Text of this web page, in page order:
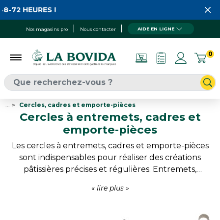
Nos magasins pro Nous contacter AIDE EN LIGNE
0
!
Cercles, cadres et emporte-pièces
Cercles à entremets, cadres et
emporte-pièces
Les cercles à entremets, cadres et emporte-pièces
sont indispensables pour réaliser des créations
pâtissières précises et régulières. Entremets,
bénéficient d’une mise en forme nette qui facilite